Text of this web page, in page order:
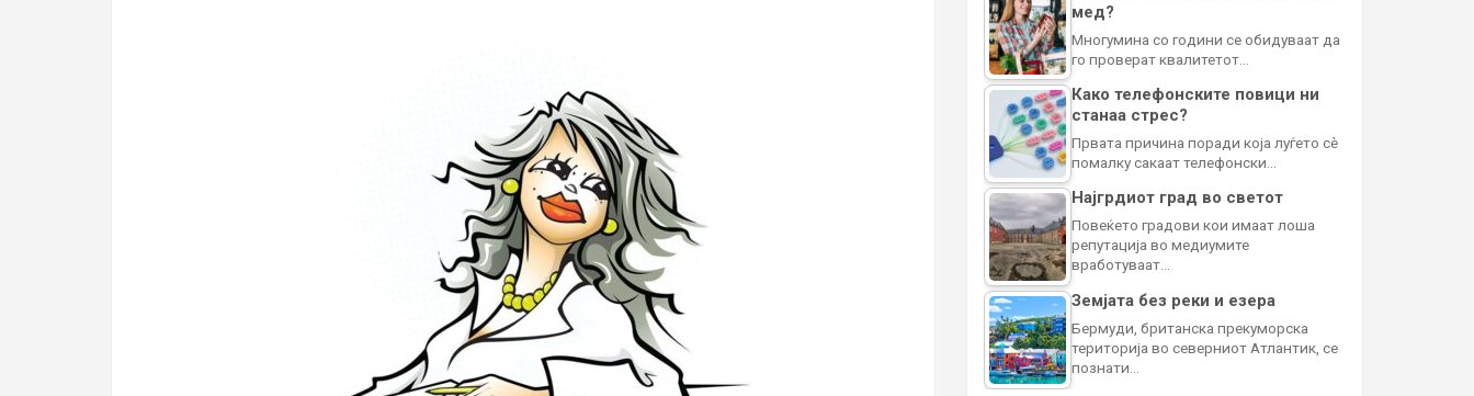
мед?
Многумина со години се обидуваат да
го проверат квалитетот…
Како телефонските повици ни
станаа стрес?
Првата причина поради која луѓето сè
помалку сакаат телефонски…
Најгрдиот град во светот
Повеќето градови кои имаат лоша
репутација во медиумите
вработуваат…
Земјата без реки и езера
Бермуди, британска прекуморска
територија во северниот Атлантик, се
познати…